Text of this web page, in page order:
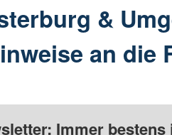
&
an die
Immer